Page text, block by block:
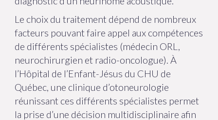
Le choix du traitement dépend de nombreux
facteurs pouvant faire appel aux compétences
de différents spécialistes (médecin ORL,
neurochirurgien et radio-oncologue). À
l’Hôpital de l’Enfant-Jésus du CHU de
Québec, une clinique d’otoneurologie
réunissant ces différents spécialistes permet
la prise d’une décision multidisciplinaire afin